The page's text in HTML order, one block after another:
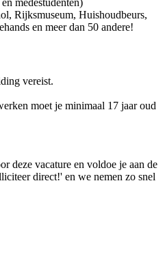
medestudenten)
Rijksmuseum, Huishoudbeurs,
en meer dan 50 andere!
vereist.
moet je minimaal 17 jaar oud
deze vacature en voldoe je aan de
direct!' en we nemen zo snel